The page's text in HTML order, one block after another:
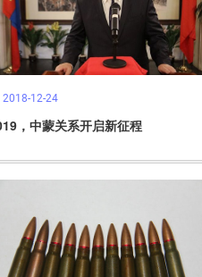
2018-12-24
，中蒙关系开启新征程